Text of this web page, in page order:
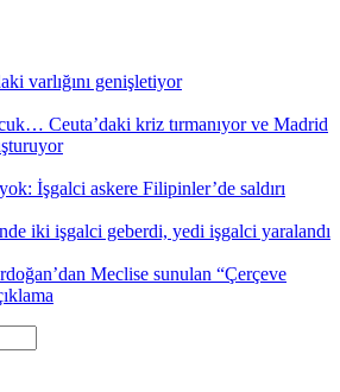
varlığını genişletiyor
Ceuta’daki kriz tırmanıyor ve Madrid
İşgalci askere Filipinler’de saldırı
iki işgalci geberdi, yedi işgalci yaralandı
Meclise sunulan “Çerçeve